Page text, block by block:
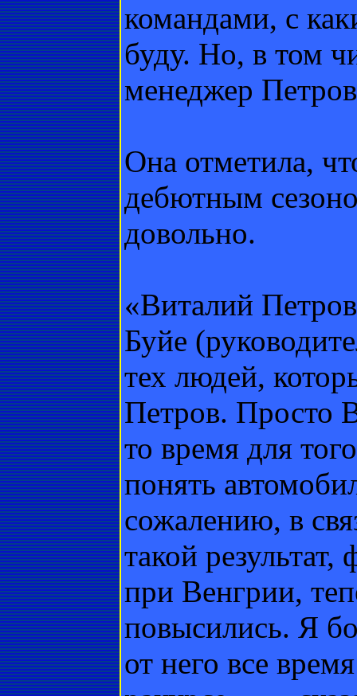
командами, с
буду. Но, в том
менеджер
Она отметила,
дебютным
довольно.
«Виталий
Буйе
тех людей,
Петров. Просто
то время для
понять
сожалению, в
такой
при Венгрии,
повысились. Я
от него все